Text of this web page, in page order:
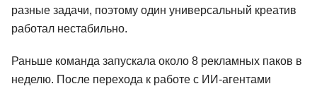
разные задачи, поэтому один универсальный креатив
работал нестабильно.
Раньше команда запускала около 8 рекламных паков в
неделю. После перехода к работе с ИИ-агентами